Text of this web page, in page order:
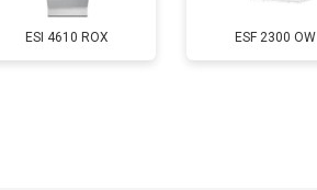
1200 ₽
ESI 4610 ROX ESF 2300 OW